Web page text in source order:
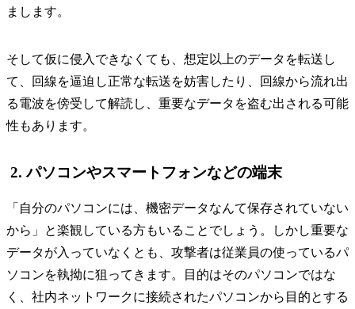
まします。
そして仮に侵入できなくても、想定以上のデータを転送し
て、回線を逼迫し正常な転送を妨害したり、回線から流れ出
る電波を傍受して解読し、重要なデータを盗む出される可能
性もあります。
2. パソコンやスマートフォンなどの端末
「自分のパソコンには、機密データなんて保存されていない
から」と楽観している方もいることでしょう。しかし重要な
データが入っていなくとも、攻撃者は従業員の使っているパ
ソコンを執拗に狙ってきます。目的はそのパソコンではな
く、社内ネットワークに接続されたパソコンから目的とする